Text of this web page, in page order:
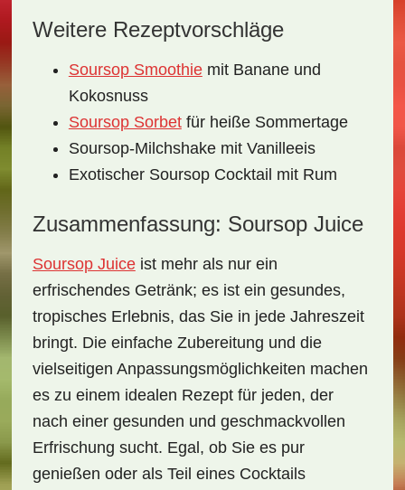
Weitere Rezeptvorschläge
Soursop Smoothiemit Banane und
Kokosnuss
Soursop Sorbetfür heiße Sommertage
Soursop-Milchshake mit Vanilleeis
Exotischer Soursop Cocktail mit Rum
Zusammenfassung: Soursop Juice
Soursop Juiceist mehr als nur ein
erfrischendes Getränk; es ist ein gesundes,
tropisches Erlebnis, das Sie in jede Jahreszeit
bringt. Die einfache Zubereitung und die
vielseitigen Anpassungsmöglichkeiten machen
es zu einem idealen Rezept für jeden, der
nach einer gesunden und geschmackvollen
Erfrischung sucht. Egal, ob Sie es pur
genießen oder als Teil eines Cocktails